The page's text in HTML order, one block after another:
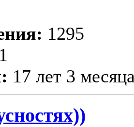
1295
1
17 лет 3